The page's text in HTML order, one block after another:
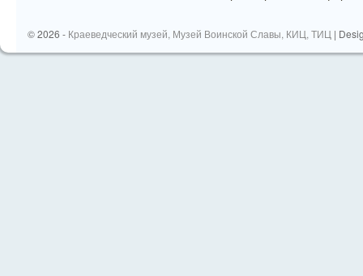
© 2026 - Краеведческий музей, Музей Воинской Славы, КИЦ, ТИЦ |